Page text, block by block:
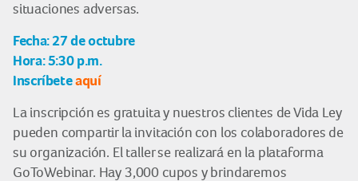
situaciones adversas.
Fecha: 27 de octubre
Hora: 5:30 p.m.
Inscríbeteaquí
La inscripción es gratuita y nuestros clientes de Vida Ley
pueden compartir la invitación con los colaboradores de
su organización. El taller se realizará en la plataforma
GoToWebinar. Hay 3,000 cupos y brindaremos